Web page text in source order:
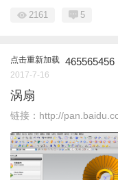
2161 5
点击重新加载 465565456
2017-7-16
涡扇
链接：http://